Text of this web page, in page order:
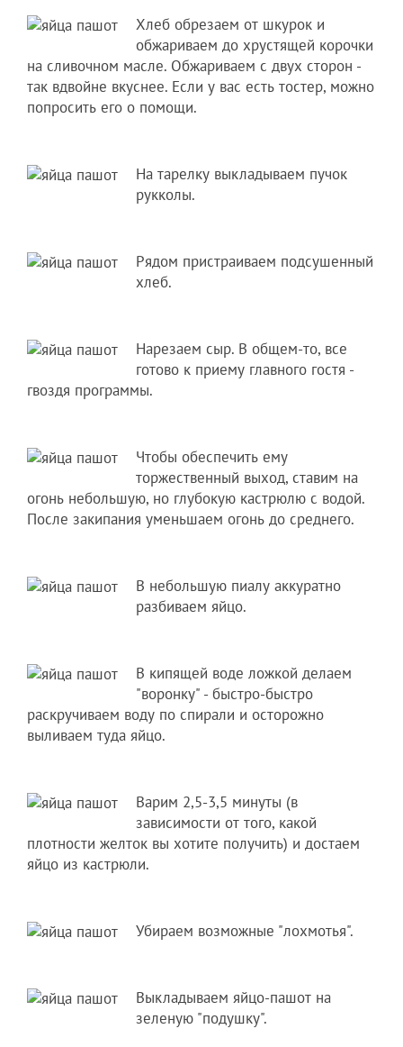
Хлеб обрезаем от шкурок и
обжариваем до хрустящей корочки
на сливочном масле. Обжариваем с двух сторон -
так вдвойне вкуснее. Если у вас есть тостер, можно
попросить его о помощи.
На тарелку выкладываем пучок
рукколы.
Рядом пристраиваем подсушенный
хлеб.
Нарезаем сыр. В общем-то, все
готово к приему главного гостя -
гвоздя программы.
Чтобы обеспечить ему
торжественный выход, ставим на
огонь небольшую, но глубокую кастрюлю с водой.
После закипания уменьшаем огонь до среднего.
В небольшую пиалу аккуратно
разбиваем яйцо.
В кипящей воде ложкой делаем
"воронку" - быстро-быстро
раскручиваем воду по спирали и осторожно
выливаем туда яйцо.
Варим 2,5-3,5 минуты (в
зависимости от того, какой
плотности желток вы хотите получить) и достаем
яйцо из кастрюли.
Убираем возможные "лохмотья".
Выкладываем яйцо-пашот на
зеленую "подушку".